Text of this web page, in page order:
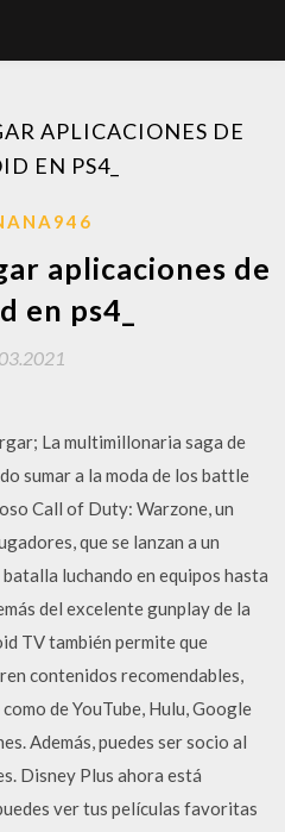
APLICACIONES DE
EN PS4_
aplicaciones de
en ps4_
La multimillonaria saga de
sumar a la moda de los battle
Call of Duty: Warzone, un
que se lanzan a un
luchando en equipos hasta
del excelente gunplay de la
TV también permite que
contenidos recomendables,
de YouTube, Hulu, Google
Además, puedes ser socio al
Disney Plus ahora está
ver tus películas favoritas